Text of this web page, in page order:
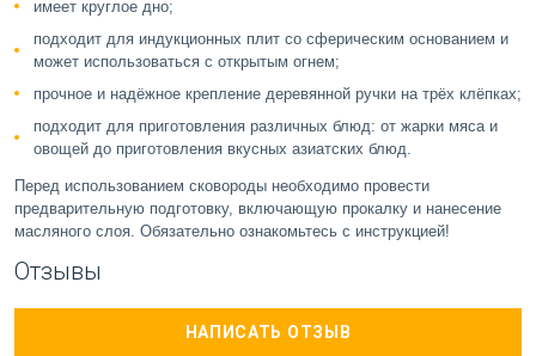
имеет круглое дно;
подходит для индукционных плит со сферическим основанием и
может использоваться с открытым огнем;
прочное и надёжное крепление деревянной ручки на трёх клёпках;
подходит для приготовления различных блюд: от жарки мяса и
овощей до приготовления вкусных азиатских блюд.
Перед использованием сковороды необходимо провести
предварительную подготовку, включающую прокалку и нанесение
масляного слоя. Обязательно ознакомьтесь с инструкцией!
Отзывы
НАПИСАТЬ ОТЗЫВ